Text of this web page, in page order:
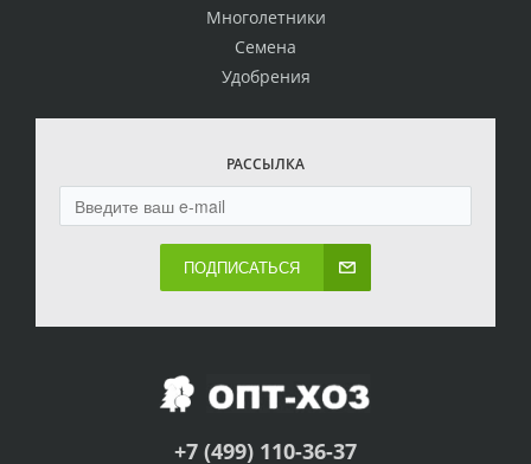
Многолетники
Семена
Удобрения
РАССЫЛКА
ПОДПИСАТЬСЯ
+7 (499) 110-36-37